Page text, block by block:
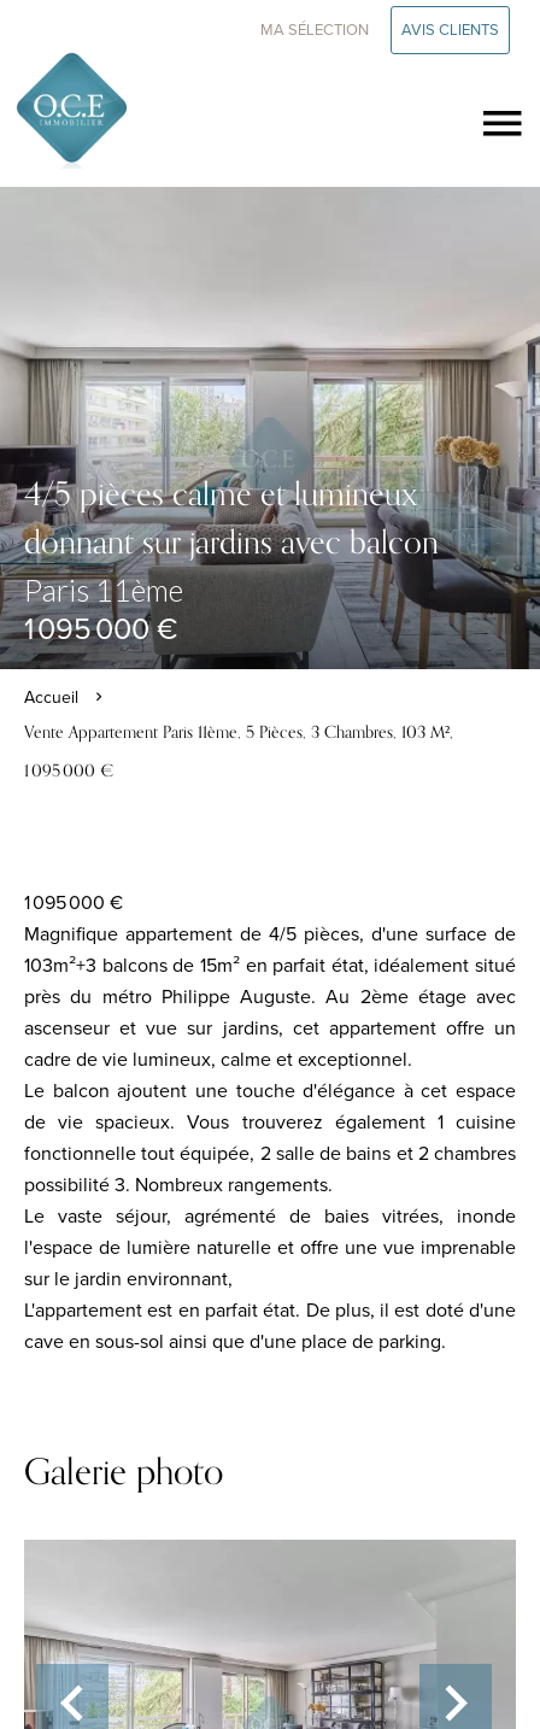
MA SÉLECTION AVIS CLIENTS
4/5 pièces calme et lumineux
donnant sur jardins avec balcon
Paris 11ème
1 095 000 €
Accueil
Vente Appartement Paris 11ème, 5 Pièces, 3 Chambres, 103 M²,
1 095 000 €
1 095 000 €
Magnifique appartement de 4/5 pièces, d'une surface de
103m²+3 balcons de 15m² en parfait état, idéalement situé
près du métro Philippe Auguste. Au 2ème étage avec
ascenseur et vue sur jardins, cet appartement offre un
cadre de vie lumineux, calme et exceptionnel.
Le balcon ajoutent une touche d'élégance à cet espace
de vie spacieux. Vous trouverez également 1 cuisine
fonctionnelle tout équipée, 2 salle de bains et 2 chambres
possibilité 3. Nombreux rangements.
Le vaste séjour, agrémenté de baies vitrées, inonde
l'espace de lumière naturelle et offre une vue imprenable
sur le jardin environnant,
L'appartement est en parfait état. De plus, il est doté d'une
cave en sous-sol ainsi que d'une place de parking.
Galerie photo